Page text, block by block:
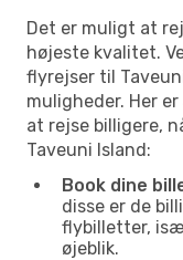
Det er muligt at
højeste kvalitet.
flyrejser til
muligheder. Her
at rejse billigere,
Taveuni Island:
Book dine
disse er de
flybilletter,
øjeblik.